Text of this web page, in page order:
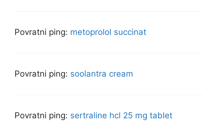
Povratni ping: metoprolol succinat
Povratni ping: soolantra cream
Povratni ping: sertraline hcl 25 mg tablet